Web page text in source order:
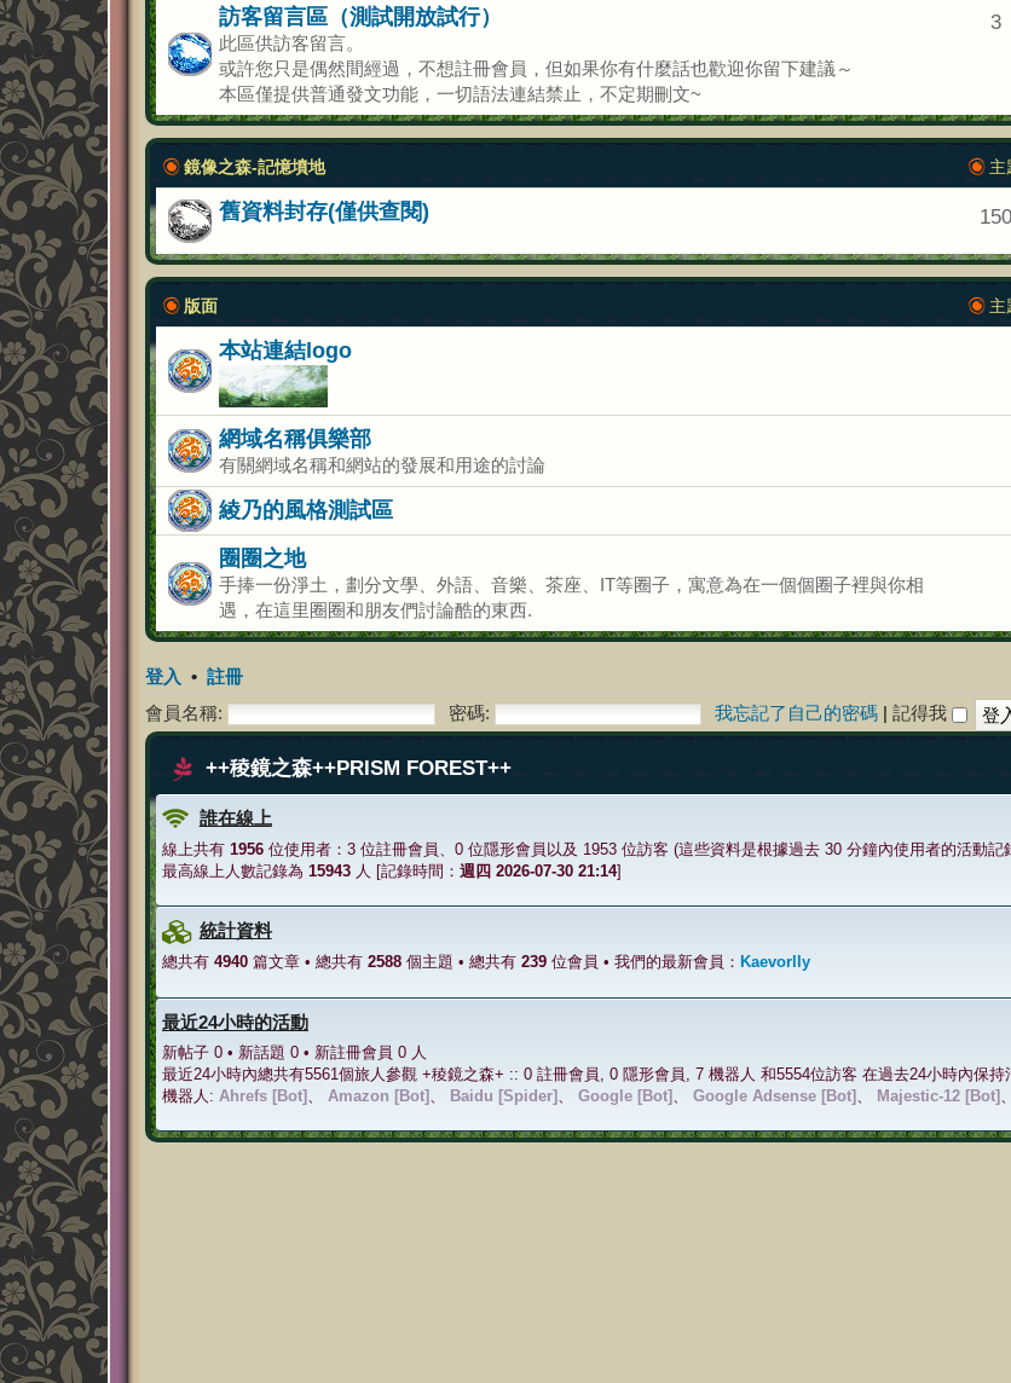
訪客留言區（測試開放試行）
此區供訪客留言。
或許您只是偶然間經過，不想註冊會員，但如果你有什麼話也歡迎你留下建議～
本區僅提供普通發文功能，一切語法連結禁止，不定期刪文~
3
鏡像之森-記憶墳地 主
舊資料封存(僅供查閱) 150
版面 主
本站連結logo
網域名稱俱樂部
有關網域名稱和網站的發展和用途的討論
綾乃的風格測試區
圈圈之地
手捧一份淨土，劃分文學、外語、音樂、茶座、IT等圈子，寓意為在一個個圈子裡與你相
遇，在這里圈圈和朋友們討論酷的東西.
登入 • 註冊
會員名稱: 密碼: 我忘記了自己的密碼 | 記得我
++稜鏡之森++PRISM FOREST++
誰在線上
線上共有 1956 位使用者：3 位註冊會員、0 位隱形會員以及 1953 位訪客 (這些資料是根據過去 30 分鐘內使用者的活動記
最高線上人數記錄為 15943 人 [記錄時間： 週四 2026-07-30 21:14]
統計資料
總共有 4940 篇文章 • 總共有 2588 個主題 • 總共有 239 位會員 • 我們的最新會員： Kaevorlly
最近24小時的活動
新帖子 0 • 新話題 0 • 新註冊會員 0 人
最近24小時內總共有5561個旅人參觀 +稜鏡之森+ :: 0 註冊會員, 0 隱形會員, 7 機器人 和5554位訪客 在過去24小時內保持
機器人: Ahrefs [Bot] Amazon [Bot] Baidu [Spider] Google [Bot] Google Adsense [Bot] Majestic-12 [Bot]